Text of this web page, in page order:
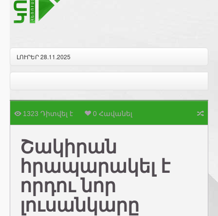
ԼՈՒՐԵՐ 28.11.2025
1323 Դիտվել է 0 Հավանել
Շակիրան
հրապարակել է
որդու նոր
լուսանկարը